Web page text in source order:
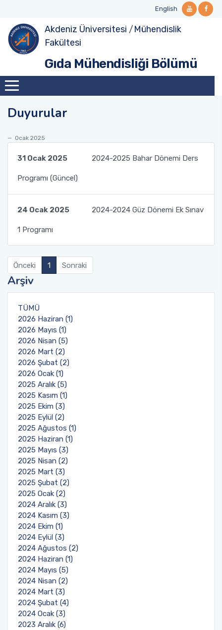
English
Akdeniz Üniversitesi /Mühendislik
Fakültesi
Gıda Mühendisliği Bölümü
Duyurular
Ocak 2025
31 Ocak 2025 2024-2025 Bahar Dönemi Ders
Programı (Güncel)
24 Ocak 2025 2024-2024 Güz Dönemi Ek Sınav
1 Programı
Önceki 1 Sonraki
Arşiv
TÜMÜ
2026 Haziran (1)
2026 Mayıs (1)
2026 Nisan (5)
2026 Mart (2)
2026 Şubat (2)
2026 Ocak (1)
2025 Aralık (5)
2025 Kasım (1)
2025 Ekim (3)
2025 Eylül (2)
2025 Ağustos (1)
2025 Haziran (1)
2025 Mayıs (3)
2025 Nisan (2)
2025 Mart (3)
2025 Şubat (2)
2025 Ocak (2)
2024 Aralık (3)
2024 Kasım (3)
2024 Ekim (1)
2024 Eylül (3)
2024 Ağustos (2)
2024 Haziran (1)
2024 Mayıs (5)
2024 Nisan (2)
2024 Mart (3)
2024 Şubat (4)
2024 Ocak (3)
2023 Aralık (6)
Tanıtım
Komisyonlar
Misyonumuz
Vizyonumuz
Lisans
Lisans Ders Görevlendirmeleri
Lisans Dersler Kataloğu
Lisans Ders İçerikleri
Öğrenci Sınıf ve Bölüm Temsilcileri
Öğrenci Akademik Danışmanlıklar
Lisans Yandal Eğitimi
Öğrenci Değişim Programları
Yüksek Lisans
Yüksek Lisans Müfredat
Yüksek Lisans Ders Kataloğu
Doktora
Doktora Müfredat
Doktora Ders Kataloğu
Bölüm Personeli
Bölüme Emeği Geçenler
Projeler
Laboratuvarlar